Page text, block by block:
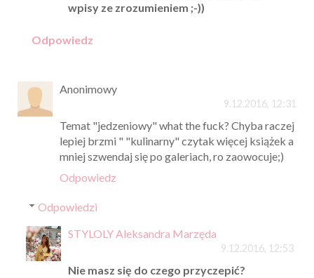
wpisy ze zrozumieniem ;-))
Odpowiedz
Anonimowy
9.12.2016, 12:31
Temat "jedzeniowy" what the fuck? Chyba raczej
lepiej brzmi " "kulinarny" czytak więcej książek a
mniej szwendaj się po galeriach, ro zaowocuje;)
Odpowiedz
Odpowiedzi
STYLOLY Aleksandra Marzęda
9.12.2016, 12:53
Nie masz się do czego przyczepić?